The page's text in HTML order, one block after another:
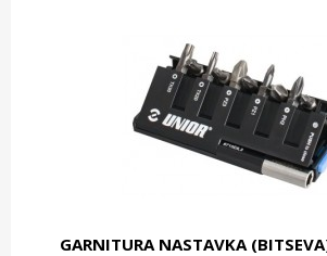
GARNITURA NASTAVKA